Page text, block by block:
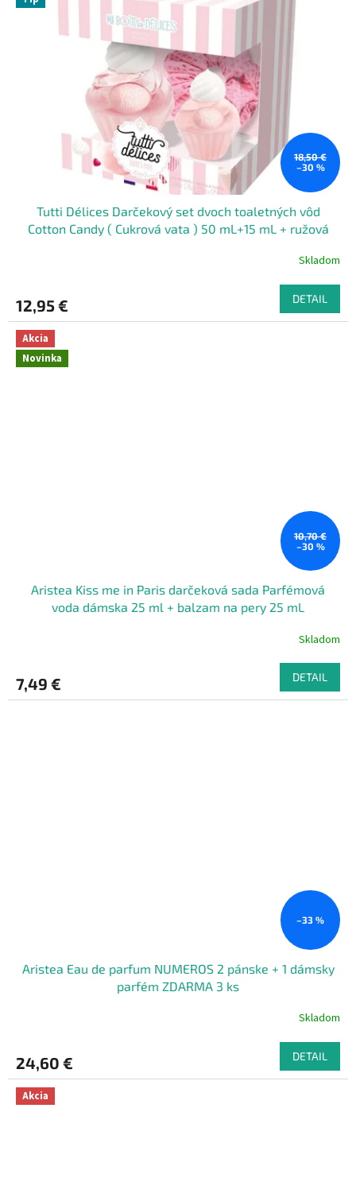
18,50 €
–30 %
Tutti Délices Darčekový set dvoch toaletných vôd
Cotton Candy ( Cukrová vata ) 50 mL+15 mL + ružová
Skladom
12,95 € DETAIL
Akcia
Novinka
10,70 €
–30 %
Aristea Kiss me in Paris darčeková sada Parfémová
voda dámska 25 ml + balzam na pery 25 mL
Skladom
7,49 € DETAIL
–33 %
Aristea Eau de parfum NUMEROS 2 pánske + 1 dámsky
parfém ZDARMA 3 ks
Skladom
24,60 € DETAIL
Akcia